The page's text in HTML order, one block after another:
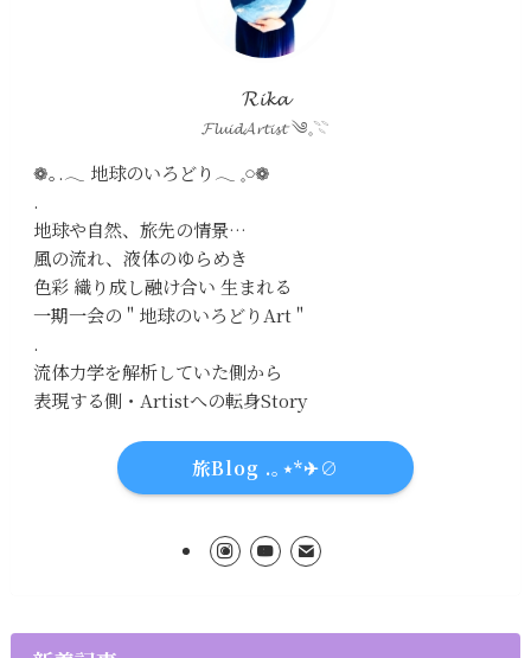
𝓡𝓲𝓴𝓪
𝓕𝓵𝓾𝓲𝓭𝓐𝓻𝓽𝓲𝓼𝓽 ༄𓈒𓇢
❁｡.𓂃 地球のいろどり𓂃 𓈒𓏸❁
.
地球や自然、旅先の情景…
風の流れ、液体のゆらめき
色彩 織り成し融け合い 生まれる
一期一会の " 地球のいろどりArt "
.
流体力学を解析していた側から
表現する側・Artistへの転身Story
旅Blog .｡⋆*✈∅